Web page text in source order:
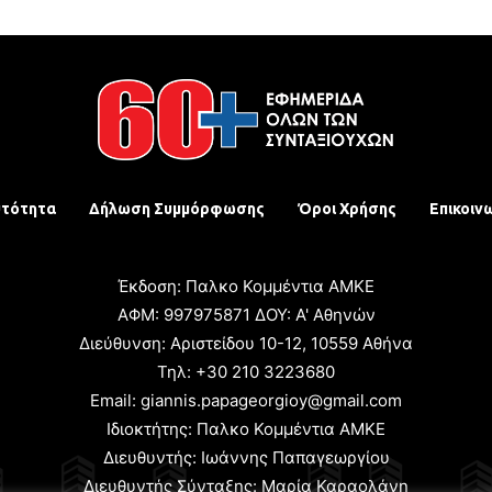
Δήλωση Συμμόρφωσης Όροι Χρήσης
Έκδοση: Παλκο Κομμέντια ΑΜΚΕ
ΑΦΜ: 997975871 ΔΟΥ: Α' Αθηνών
Διεύθυνση: Αριστείδου 10-12, 10559 Αθήνα
Τηλ: +30 210 3223680
Email: giannis.papageorgioy@gmail.com
Ιδιοκτήτης: Παλκο Κομμέντια ΑΜΚΕ
Διευθυντής: Ιωάννης Παπαγεωργίου
Διευθυντής Σύνταξης: Μαρία Καραολάνη